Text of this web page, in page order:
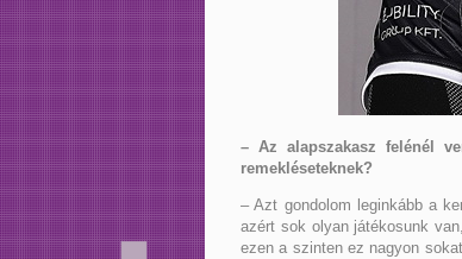
– Az alapszakasz felénél
remekléseteknek?
– Azt gondolom leginkább a
azért sok olyan játékosunk
ezen a szinten ez nagyon